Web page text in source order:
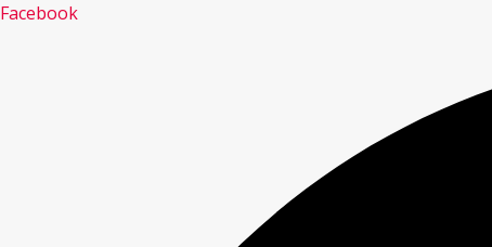
Facebook